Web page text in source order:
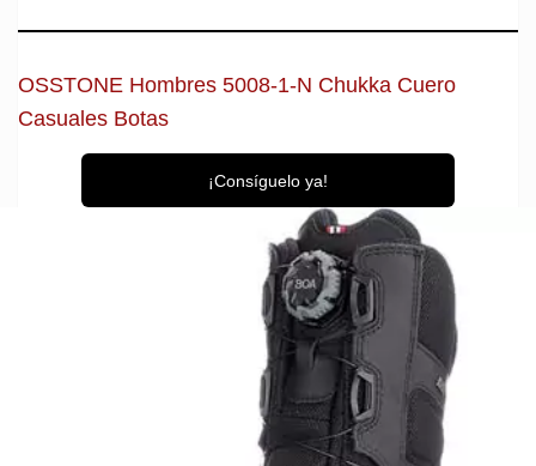
OSSTONE Hombres 5008-1-N Chukka Cuero
Casuales Botas
¡Consíguelo ya!